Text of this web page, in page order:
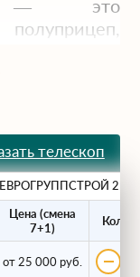
— это
платформы.
на
телескоп
2
Цена (смена
7+1)
Кол-
от 25 000 руб.